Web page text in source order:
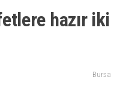
hazır iki
Bursa